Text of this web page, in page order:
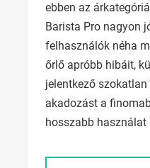
ebben az
Barista Pro nagyon
felhasználók néha
őrlő apróbb hibáit,
jelentkező
akadozást a
hosszabb